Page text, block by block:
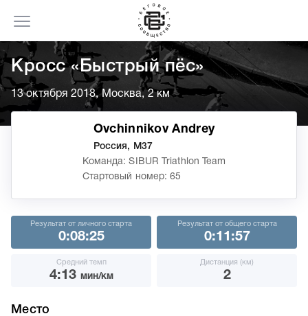
Кросс «Быстрый пёс»
13 октября 2018, Москва, 2 км
Ovchinnikov Andrey
Россия, М37
Команда: SIBUR Triathlon Team
Стартовый номер: 65
Результат от личного старта
0:08:25
Результат от общего старта
0:11:57
Средний темп
4:13 мин/км
Дистанция (км)
2
Место